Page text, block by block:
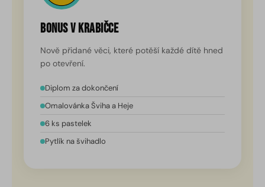
Bonus v krabičce
Nově přidané věci, které potěší každé dítě hned
po otevření.
Diplom za dokončení
Omalovánka Šviha a Heje
6 ks pastelek
Pytlík na švihadlo